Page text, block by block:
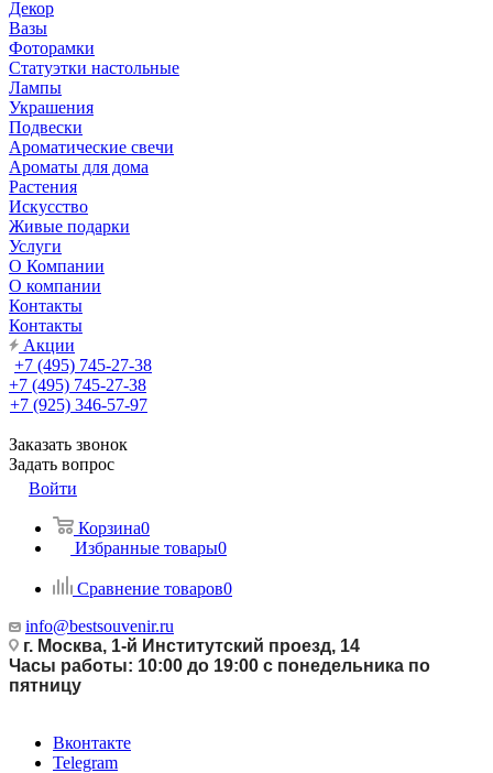
Декор
Вазы
Фоторамки
Статуэтки настольные
Лампы
Украшения
Подвески
Ароматические свечи
Ароматы для дома
Растения
Искусство
Живые подарки
Услуги
О Компании
О компании
Контакты
Контакты
Акции
+7 (495) 745-27-38
+7 (495) 745-27-38
+7 (925) 346-57-97
Заказать звонок
Задать вопрос
Войти
Корзина0
Избранные товары0
Сравнение товаров0
info@bestsouvenir.ru
г. Москва, 1-й Институтский проезд, 14
Часы работы: 10:00 до 19:00 с понедельника по
пятницу
Вконтакте
Telegram